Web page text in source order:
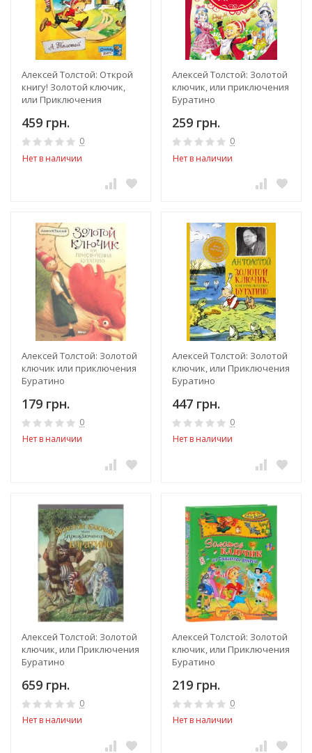
Алексей Толстой: Открой
книгу! Золотой ключик,
или Приключения
459 грн.
0
Нет в наличии
Алексей Толстой: Золотой
ключик, или приключения
Буратино
259 грн.
0
Нет в наличии
Алексей Толстой: Золотой
ключик или приключения
Буратино
179 грн.
0
Нет в наличии
Алексей Толстой: Золотой
ключик, или Приключения
Буратино
447 грн.
0
Нет в наличии
Алексей Толстой: Золотой
ключик, или Приключения
Буратино
659 грн.
0
Нет в наличии
Алексей Толстой: Золотой
ключик, или Приключения
Буратино
219 грн.
0
Нет в наличии